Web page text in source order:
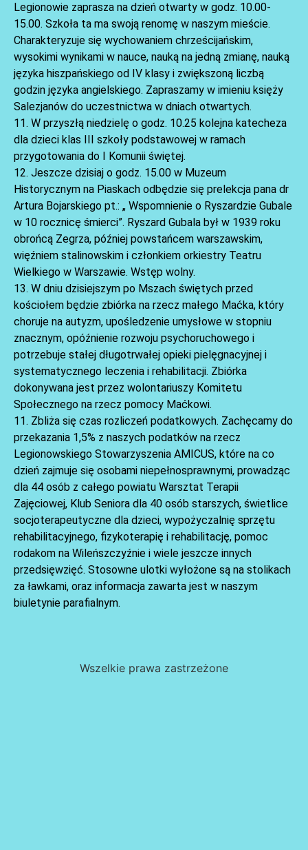
Legionowie zaprasza na dzień otwarty w godz. 10.00-
15.00. Szkoła ta ma swoją renomę w naszym mieście.
Charakteryzuje się wychowaniem chrześcijańskim,
wysokimi wynikami w nauce, nauką na jedną zmianę, nauką
języka hiszpańskiego od IV klasy i zwiększoną liczbą
godzin języka angielskiego. Zapraszamy w imieniu księży
Salezjanów do uczestnictwa w dniach otwartych.
11. W przyszłą niedzielę o godz. 10.25 kolejna katecheza
dla dzieci klas III szkoły podstawowej w ramach
przygotowania do I Komunii świętej.
12. Jeszcze dzisiaj o godz. 15.00 w Muzeum
Historycznym na Piaskach odbędzie się prelekcja pana dr
Artura Bojarskiego pt.: „ Wspomnienie o Ryszardzie Gubale
w 10 rocznicę śmierci”. Ryszard Gubala był w 1939 roku
obrońcą Zegrza, później powstańcem warszawskim,
więźniem stalinowskim i członkiem orkiestry Teatru
Wielkiego w Warszawie. Wstęp wolny.
13. W dniu dzisiejszym po Mszach świętych przed
kościołem będzie zbiórka na rzecz małego Maćka, który
choruje na autyzm, upośledzenie umysłowe w stopniu
znacznym, opóźnienie rozwoju psychoruchowego i
potrzebuje stałej długotrwałej opieki pielęgnacyjnej i
systematycznego leczenia i rehabilitacji. Zbiórka
dokonywana jest przez wolontariuszy Komitetu
Społecznego na rzecz pomocy Maćkowi.
11. Zbliża się czas rozliczeń podatkowych. Zachęcamy do
przekazania 1,5% z naszych podatków na rzecz
Legionowskiego Stowarzyszenia AMICUS, które na co
dzień zajmuje się osobami niepełnosprawnymi, prowadząc
dla 44 osób z całego powiatu Warsztat Terapii
Zajęciowej, Klub Seniora dla 40 osób starszych, świetlice
socjoterapeutyczne dla dzieci, wypożyczalnię sprzętu
rehabilitacyjnego, fizykoterapię i rehabilitację, pomoc
rodakom na Wileńszczyźnie i wiele jeszcze innych
przedsięwzięć. Stosowne ulotki wyłożone są na stolikach
za ławkami, oraz informacja zawarta jest w naszym
biuletynie parafialnym.
Wszelkie prawa zastrzeżone